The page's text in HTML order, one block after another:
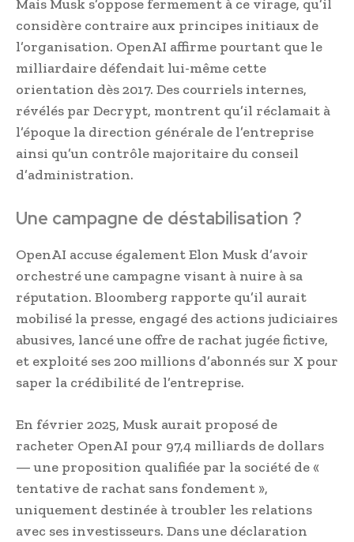
Mais Musk s’oppose fermement à ce virage, qu’il
considère contraire aux principes initiaux de
l’organisation. OpenAI affirme pourtant que le
milliardaire défendait lui-même cette
orientation dès 2017. Des courriels internes,
révélés par Decrypt, montrent qu’il réclamait à
l’époque la direction générale de l’entreprise
ainsi qu’un contrôle majoritaire du conseil
d’administration.
Une campagne de déstabilisation ?
OpenAI accuse également Elon Musk d’avoir
orchestré une campagne visant à nuire à sa
réputation. Bloomberg rapporte qu’il aurait
mobilisé la presse, engagé des actions judiciaires
abusives, lancé une offre de rachat jugée fictive,
et exploité ses 200 millions d’abonnés sur X pour
saper la crédibilité de l’entreprise.
En février 2025, Musk aurait proposé de
racheter OpenAI pour 97,4 milliards de dollars
— une proposition qualifiée par la société de «
tentative de rachat sans fondement »,
uniquement destinée à troubler les relations
avec ses investisseurs. Dans une déclaration